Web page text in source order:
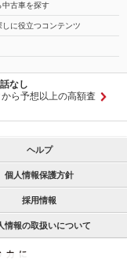
中古車を探す
しに役立つコンテンツ
なし
ら予想以上の高額査
ヘルプ
個人情報保護方針
採用情報
情報の取扱いについて